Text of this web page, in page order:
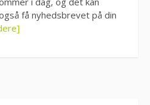
få nyhedsbrevet på din